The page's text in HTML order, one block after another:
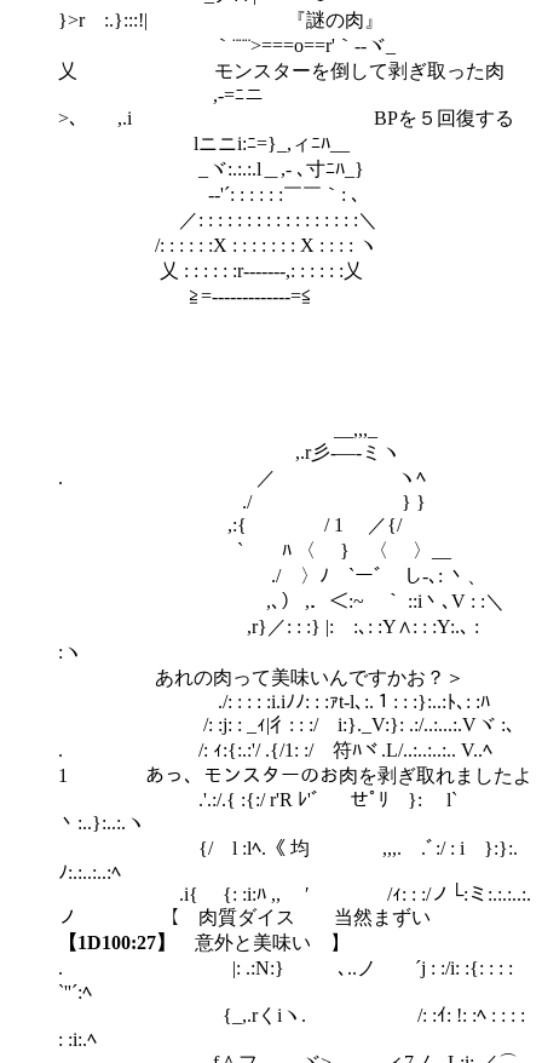
}>rゝ:.}:::!| 『謎の肉』
｀¨¨¨>===o==r'｀--ヾ_
乂 モンスターを倒して剥ぎ取った肉
,-=ﾆニ
>､ ,.i BPを５回復する
lニニi:ﾆ=}_,ィﾆﾊ__
_ヾ:.:.:.l＿,- ､寸ﾆﾊ_}
ゝ--'´: : : : : :￣￣｀: ､
／: : : : : : : : : : : : : : : : :＼
/: : : : : :X : : : : : : : X : : : : ヽ
乂 : : : : : :r-------,: : : : : :乂
≧=-------------=≦
__,,,_
,.r彡-―-ミヽ
. ／ ヽﾍ
./ } }
,:{ / 1 ／{/
ゝ` ﾊ 〈 } 〈 〉__
./ 〉ﾉ `ーﾞ し-､: 丶、
,､） ,．＜:~￣｀ ::i丶､V : :＼
,r}／: : :} |: :､: :Y∧: : :Y:.､ :
:ヽ
あれの肉って美味いんですかお？＞
./: : : : :i.iﾉﾉ: : :ｧt-l､:.１: : :}:..:ﾄ､: :ﾊ
/: :j: : _ｨ|彳: : :/ i:}._V:}: .:/..:...:.Vヾ :､
. /: ｨ:{:.:'/ .{/1: :/ 符ﾊヾ.L/..:..:..:.. V..ﾍ
1 あっ、モンスターのお肉を剥ぎ取れましたよ
.'.:/.{ :{:/ r'R ﾚ'ﾞ せﾟﾘ }: ￣l`
丶:..}:..:.ヽ
{/ l :lﾍ.《 均 ,,,. .ﾞ:/ : i }:}:.
ﾉ:.:..:..:ﾍ
.i{ {: :i:ﾊ ,, ′ /ｨ: : :/ノ└:ミ:.:.:..:.
ノ 【 肉質ダイス 当然まずい
【1D100:27】
意外と美味い 】
. |: .:N:} ､..ノ ´j : :/i: :{: : : :
`''´:ﾍ
{_,.rくiヽ. /: :ｲ: !: :ﾍ : : : :
: :i:.ﾍ